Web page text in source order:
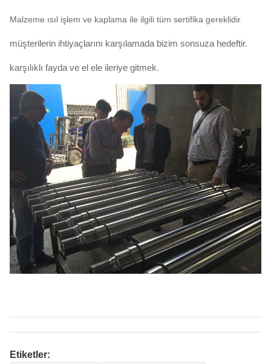
Malzeme ısıl işlem ve kaplama ile ilgili tüm sertifika gereklidir
müşterilerin ihtiyaçlarını karşılamada bizim sonsuza hedeftir.
karşılıklı fayda ve el ele ileriye gitmek.
Etiketler: